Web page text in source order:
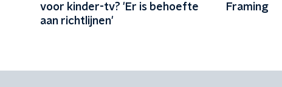
voor kinder-tv? 'Er is behoefte
aan richtlijnen'
Framing